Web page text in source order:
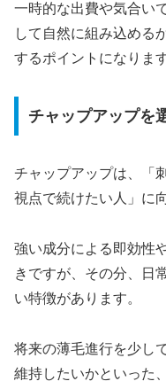
一時的な出費や気合い
して自然に組み込める
するポイントになります
チャップアップを
チャップアップは、「
視点で続けたい人」に
強い成分による即効性
きですが、その分、日
い特徴があります。
将来の薄毛進行を少し
維持したいかといった